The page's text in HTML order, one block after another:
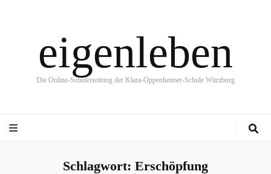
eigenleben
Die Online-Schülerzeitung der Klara-Oppenheimer-Schule Würzburg
Schlagwort: Erschöpfung